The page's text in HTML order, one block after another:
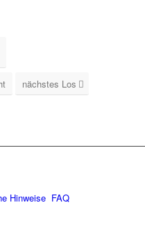
nächstes Los
Hinweise FAQ